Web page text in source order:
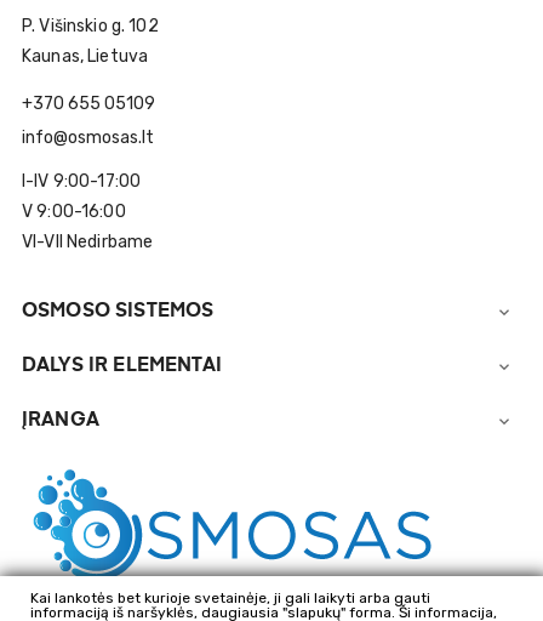
P. Višinskio g. 102
Kaunas, Lietuva
+370 655 05109
info@osmosas.lt
I-IV 9:00-17:00
V 9:00-16:00
VI-VII Nedirbame
OSMOSO SISTEMOS 
DALYS IR ELEMENTAI 
ĮRANGA 
Kai lankotės bet kurioje svetainėje, ji gali laikyti arba gauti
informaciją iš naršyklės, daugiausia "slapukų" forma. Ši informacija,